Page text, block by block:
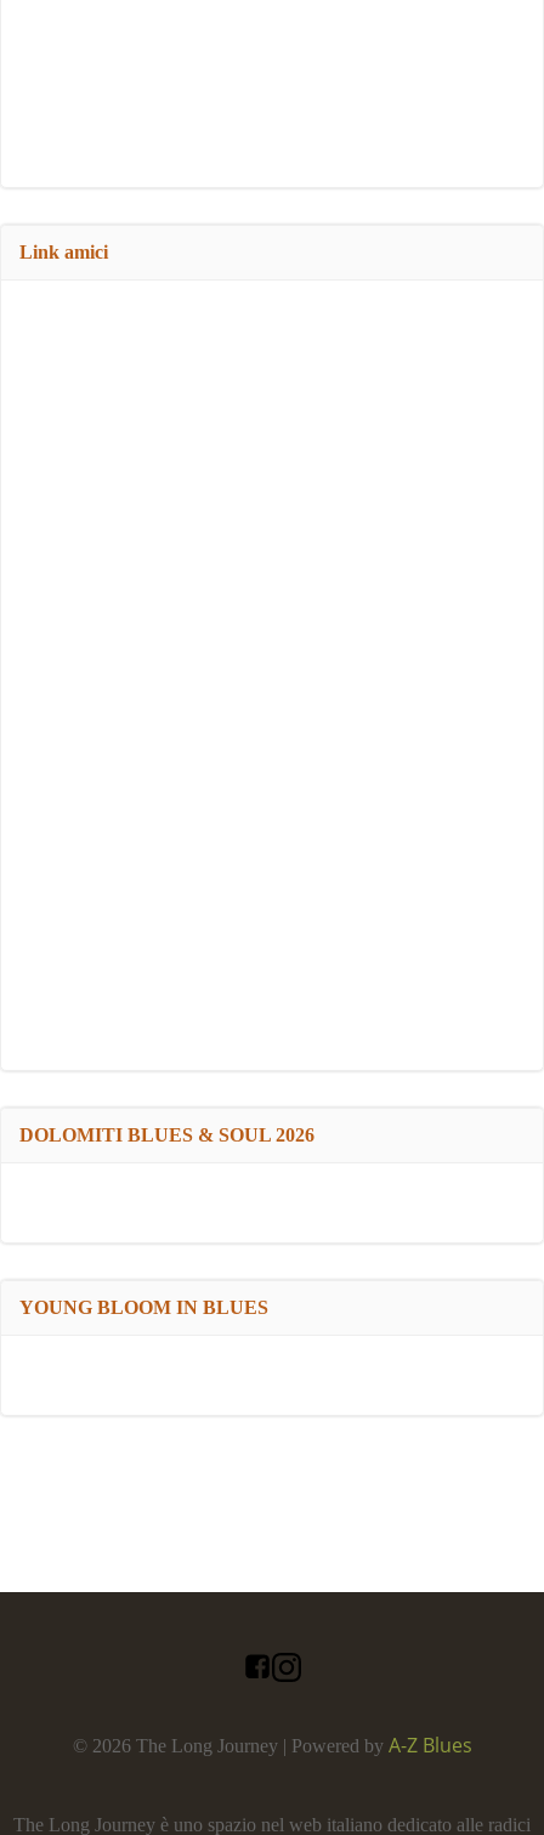
Link amici
DOLOMITI BLUES & SOUL 2026
YOUNG BLOOM IN BLUES
© 2026 The Long Journey | Powered by A-Z Blues
The Long Journey è uno spazio nel web italiano dedicato alle radici